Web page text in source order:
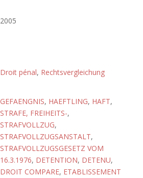
2005
Droit pénal, Rechtsvergleichung
GEFAENGNIS, HAEFTLING, HAFT,
STRAFE, FREIHEITS-,
STRAFVOLLZUG,
STRAFVOLLZUGSANSTALT,
STRAFVOLLZUGSGESETZ VOM
16.3.1976, DETENTION, DETENU,
DROIT COMPARE, ETABLISSEMENT